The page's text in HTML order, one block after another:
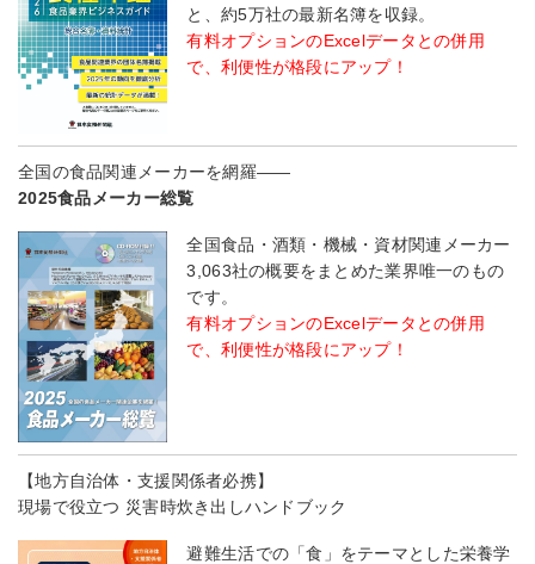
と、約5万社の最新名簿を収録。
有料オプションのExcelデータとの併用
で、利便性が格段にアップ！
全国の食品関連メーカーを網羅――
2025食品メーカー総覧
全国食品・酒類・機械・資材関連メーカー
3,063社の概要をまとめた業界唯一のもの
です。
有料オプションのExcelデータとの併用
で、利便性が格段にアップ！
【地方自治体・支援関係者必携】
現場で役立つ 災害時炊き出しハンドブック
避難生活での「食」をテーマとした栄養学